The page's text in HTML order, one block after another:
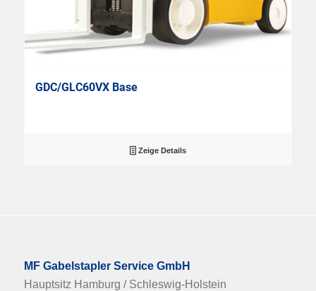
GDC/GLC60VX Base
Zeige Details
MF Gabelstapler Service GmbH
Hauptsitz Hamburg / Schleswig-Holstein